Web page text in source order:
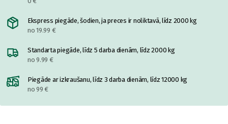
Ekspress piegāde, šodien, ja preces ir noliktavā, līdz 2000 kg
no 19.99 €
Standarta piegāde, līdz 5 darba dienām, līdz 2000 kg
no 9.99 €
Piegāde ar izkraušanu, līdz 3 darba dienām, līdz 12000 kg
no 99 €